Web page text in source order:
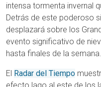
intensa tormenta invernal
Detrás de este poderoso
desplazará sobre los
evento significativo de
hasta finales de la semana.
El Radar del Tiempo